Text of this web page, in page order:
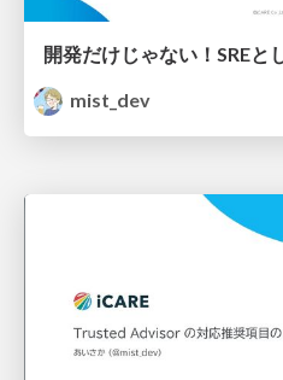
mist_dev